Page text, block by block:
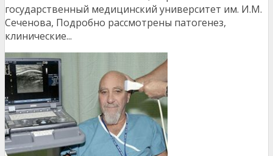
государственный медицинский университет им. И.М.
Сеченова, Подробно рассмотрены патогенез,
клинические...